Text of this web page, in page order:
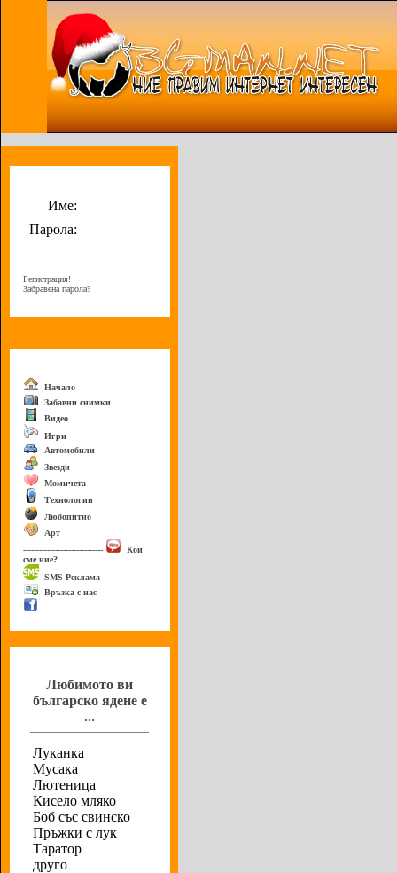
Име:
Парола:
Регистрация!
Забравена парола?
Начало
Забавни снимки
Видео
Игри
Автомобили
Звезди
Момичета
Технологии
Любопитно
Арт
------------------------------
Кои
сме ние?
SMS Реклама
Връзка с нас
Любимото ви
българско ядене е
...
Луканка
Мусака
Лютеница
Кисело мляко
Боб със свинско
Пръжки с лук
Таратор
друго